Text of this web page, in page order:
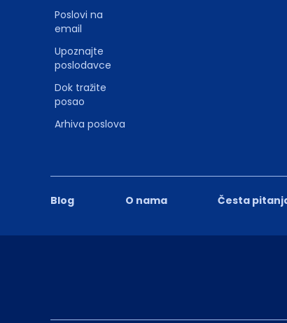
Blog O nama Česta
Poslovi na
email
Upoznajte
poslodavce
Dok tražite
posao
Arhiva poslova